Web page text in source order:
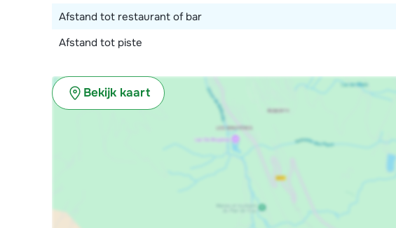
Afstand tot restaurant of bar
Afstand tot piste
Bekijk kaart